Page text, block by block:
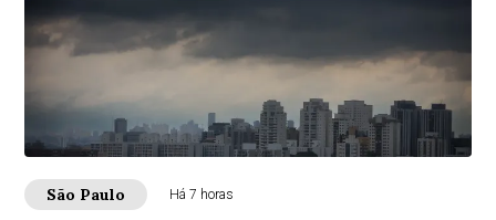
São Paulo Há 7 horas